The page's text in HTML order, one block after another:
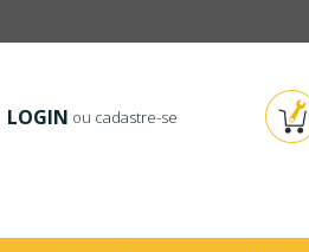
LOGIN ou cadastre-se